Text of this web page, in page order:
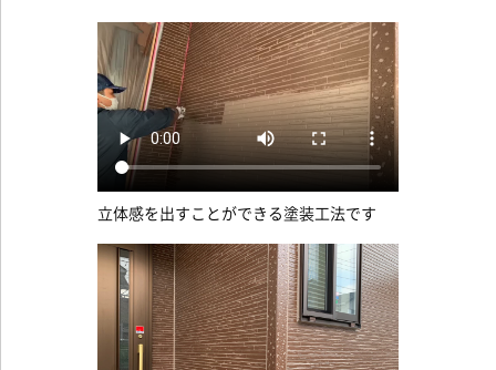
立体感を出すことができる塗装工法です